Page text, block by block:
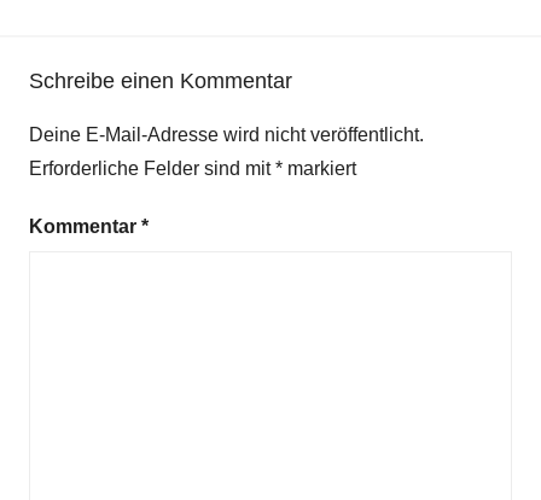
Schreibe einen Kommentar
Deine E-Mail-Adresse wird nicht veröffentlicht.
Erforderliche Felder sind mit* markiert
Kommentar *